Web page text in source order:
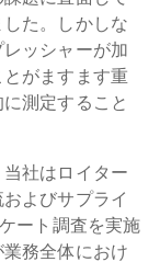
た。しかしな
ッシャーが加
がますます重
測定すること
社はロイター
およびサプライ
ート調査を実施
務全体におけ